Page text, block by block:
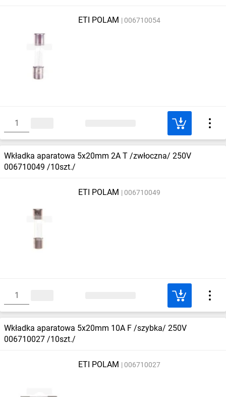
ETI POLAM 006710054
Wkładka aparatowa 5x20mm 2A T /zwłoczna/ 250V
006710049 /10szt./
ETI POLAM 006710049
Wkładka aparatowa 5x20mm 10A F /szybka/ 250V
006710027 /10szt./
ETI POLAM 006710027